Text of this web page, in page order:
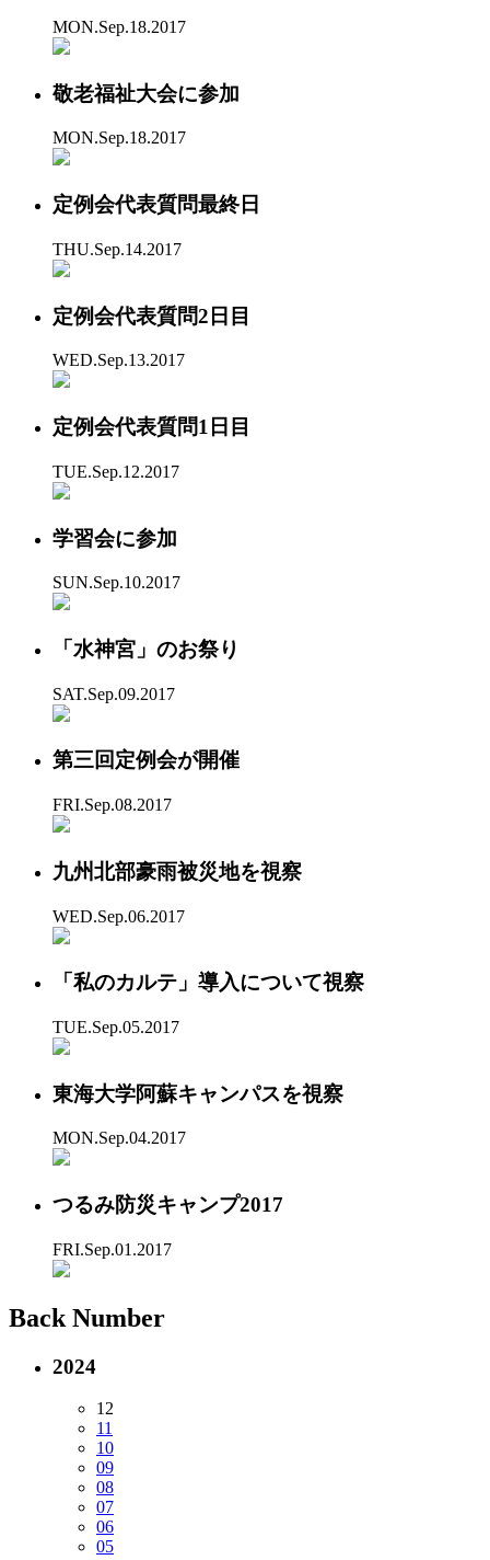
MON.Sep.18.2017
敬老福祉大会に参加
MON.Sep.18.2017
定例会代表質問最終日
THU.Sep.14.2017
定例会代表質問2日目
WED.Sep.13.2017
定例会代表質問1日目
TUE.Sep.12.2017
学習会に参加
SUN.Sep.10.2017
「水神宮」のお祭り
SAT.Sep.09.2017
第三回定例会が開催
FRI.Sep.08.2017
九州北部豪雨被災地を視察
WED.Sep.06.2017
「私のカルテ」導入について視察
TUE.Sep.05.2017
東海大学阿蘇キャンパスを視察
MON.Sep.04.2017
つるみ防災キャンプ2017
FRI.Sep.01.2017
Back Number
2024
12
11
10
09
08
07
06
05